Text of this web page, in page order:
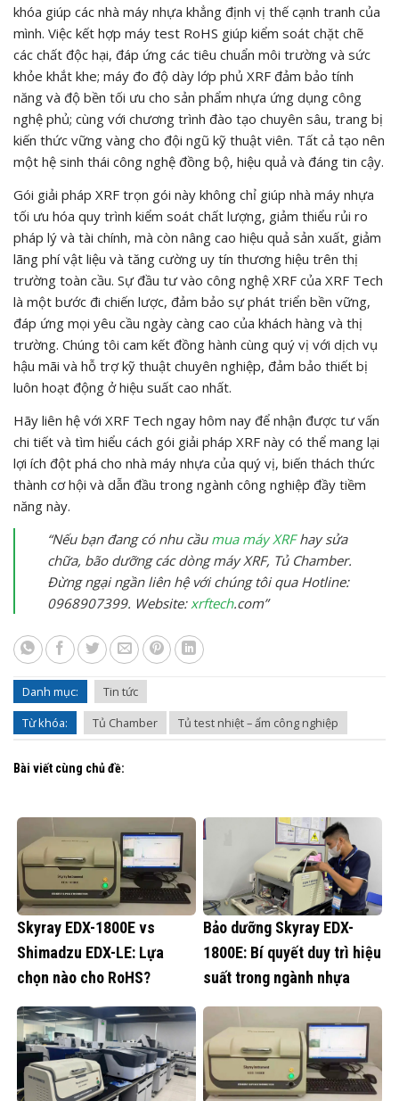
khóa giúp các nhà máy nhựa khẳng định vị thế cạnh tranh của
mình. Việc kết hợp máy test RoHS giúp kiểm soát chặt chẽ
các chất độc hại, đáp ứng các tiêu chuẩn môi trường và sức
khỏe khắt khe; máy đo độ dày lớp phủ XRF đảm bảo tính
năng và độ bền tối ưu cho sản phẩm nhựa ứng dụng công
nghệ phủ; cùng với chương trình đào tạo chuyên sâu, trang bị
kiến thức vững vàng cho đội ngũ kỹ thuật viên. Tất cả tạo nên
một hệ sinh thái công nghệ đồng bộ, hiệu quả và đáng tin cậy.
Gói giải pháp XRF trọn gói này không chỉ giúp nhà máy nhựa
tối ưu hóa quy trình kiểm soát chất lượng, giảm thiểu rủi ro
pháp lý và tài chính, mà còn nâng cao hiệu quả sản xuất, giảm
lãng phí vật liệu và tăng cường uy tín thương hiệu trên thị
trường toàn cầu. Sự đầu tư vào công nghệ XRF của XRF Tech
là một bước đi chiến lược, đảm bảo sự phát triển bền vững,
đáp ứng mọi yêu cầu ngày càng cao của khách hàng và thị
trường. Chúng tôi cam kết đồng hành cùng quý vị với dịch vụ
hậu mãi và hỗ trợ kỹ thuật chuyên nghiệp, đảm bảo thiết bị
luôn hoạt động ở hiệu suất cao nhất.
Hãy liên hệ với XRF Tech ngay hôm nay để nhận được tư vấn
chi tiết và tìm hiểu cách gói giải pháp XRF này có thể mang lại
lợi ích đột phá cho nhà máy nhựa của quý vị, biến thách thức
thành cơ hội và dẫn đầu trong ngành công nghiệp đầy tiềm
năng này.
“Nếu bạn đang có nhu cầu mua máy XRFhay sửa
chữa, bão dưỡng các dòng máy XRF, Tủ Chamber.
Đừng ngại ngần liên hệ với chúng tôi qua Hotline:
0968907399. Website: xrftech.com”
Danh mục:
Tin tức
Từ khóa:
Tủ Chamber Tủ test nhiệt – ẩm công nghiệp
Bài viết cùng chủ đề:
Skyray EDX-1800E vs
Shimadzu EDX-LE: Lựa
chọn nào cho RoHS?
Bảo dưỡng Skyray EDX-
1800E: Bí quyết duy trì hiệu
suất trong ngành nhựa